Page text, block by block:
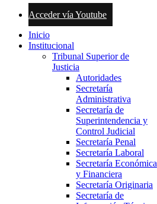
Acceder vía Youtube
Inicio
Institucional
Tribunal Superior de
Justicia
Autoridades
Secretaría
Administrativa
Secretaría de
Superintendencia y
Control Judicial
Secretaría Penal
Secretaría Laboral
Secretaría Económica
y Financiera
Secretaría Originaria
Secretaría de